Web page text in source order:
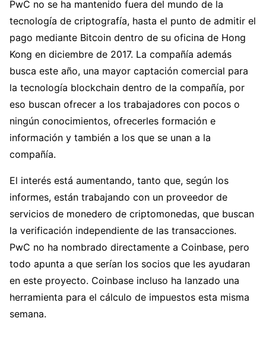
PwC no se ha mantenido fuera del mundo de la
tecnología de criptografía, hasta el punto de admitir el
pago mediante Bitcoin dentro de su oficina de Hong
Kong en diciembre de 2017. La compañía además
busca este año, una mayor captación comercial para
la tecnología blockchain dentro de la compañía, por
eso buscan ofrecer a los trabajadores con pocos o
ningún conocimientos, ofrecerles formación e
información y también a los que se unan a la
compañía.
El interés está aumentando, tanto que, según los
informes, están trabajando con un proveedor de
servicios de monedero de criptomonedas, que buscan
la verificación independiente de las transacciones.
PwC no ha nombrado directamente a Coinbase, pero
todo apunta a que serían los socios que les ayudaran
en este proyecto. Coinbase incluso ha lanzado una
herramienta para el cálculo de impuestos esta misma
semana.